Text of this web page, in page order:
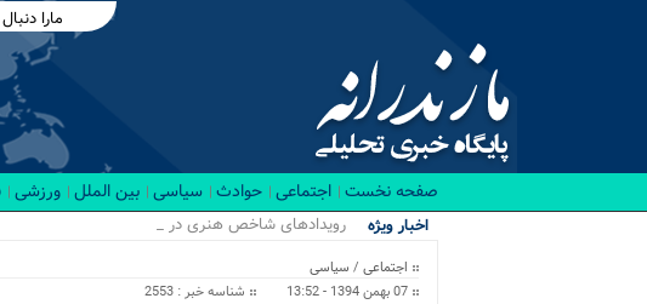
مارا
صفحه نخست اجتماعی حوادث سیاسی بین الملل ورزشی
اخبار ویژه رویدادهای شاخص هنری در نیمه نخست ۱۴_
اجتماعی / سیاسی
07 بهمن 1394 - 13:52
شناسه خبر : 2553